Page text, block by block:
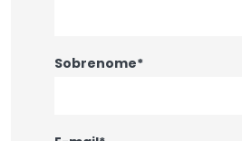
Sobrenome*